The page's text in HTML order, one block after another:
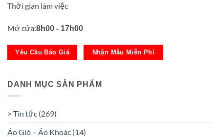
Thời gian làm việc
Mở cửa:8h00 - 17h00
Yêu Cầu Báo Giá Nhận Mẫu Miễn Phí
DANH MỤC SẢN PHẨM
> Tin tức (269)
Áo Gió – Áo Khoác (14)